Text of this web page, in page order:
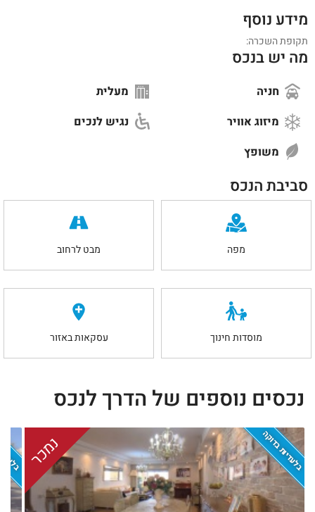
מידע נוסף
תקופת השכרה:
מה יש בנכס
חניה
מעלית
מיזוג אוויר
נגיש לנכים
משופץ
סביבת הנכס
מפה מבט לרחוב
מוסדות חינוך עסקאות באזור
נכסים נוספים של הדרך לנכס
בלעדיות בדוקה נמכר